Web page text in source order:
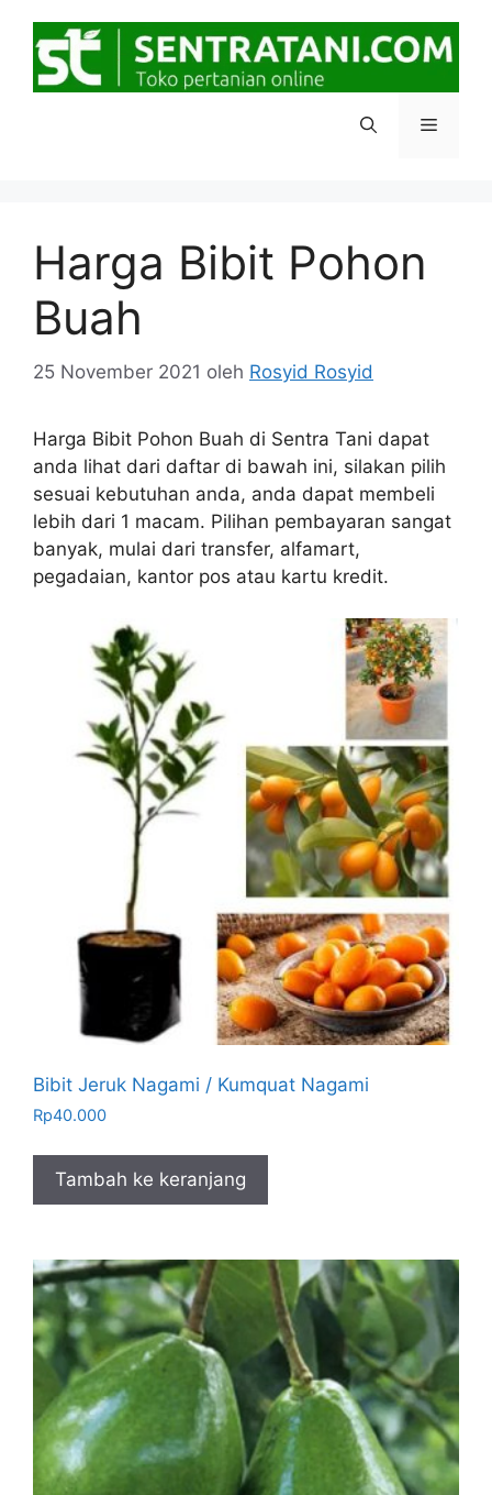
Menu
Harga Bibit Pohon
Buah
25 November 2021 oleh Rosyid Rosyid
Harga Bibit Pohon Buah di Sentra Tani dapat
anda lihat dari daftar di bawah ini, silakan pilih
sesuai kebutuhan anda, anda dapat membeli
lebih dari 1 macam. Pilihan pembayaran sangat
banyak, mulai dari transfer, alfamart,
pegadaian, kantor pos atau kartu kredit.
Bibit Jeruk Nagami / Kumquat Nagami
Rp40.000
Tambah ke keranjang